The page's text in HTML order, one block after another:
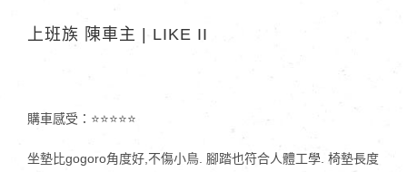
上班族 陳車主 | LIKE II
購車感受：⭐⭐⭐⭐⭐
坐墊比gogoro角度好,不傷小鳥. 腳踏也符合人體工學. 椅墊長度